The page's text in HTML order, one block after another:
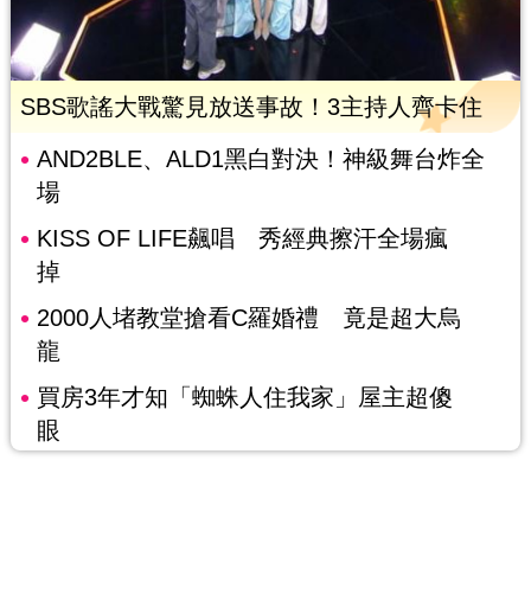
SBS歌謠大戰驚見放送事故！3主持人齊卡住
AND2BLE、ALD1黑白對決！神級舞台炸全
場
KISS OF LIFE飆唱 秀經典擦汗全場瘋
掉
2000人堵教堂搶看C羅婚禮 竟是超大烏
龍
買房3年才知「蜘蛛人住我家」屋主超傻
眼